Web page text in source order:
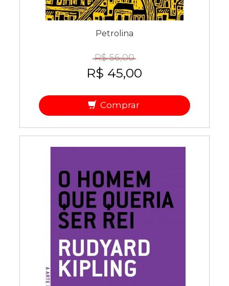
Petrolina
R$ 56,00
R$ 45,00
Comprar